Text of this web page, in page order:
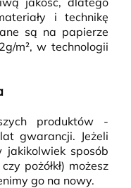
i technikę
są na papierze
m², w technologii
produktów -
gwarancji. Jeżeli
sposób
pożółkł) możesz
go na nowy.